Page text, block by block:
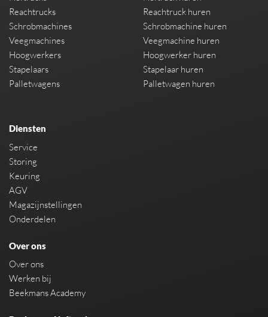
Reachtrucks
Schrobmachines
Veegmachines
Hoogwerkers
Stapelaars
Palletwagens
Reachtruck huren
Schrobmachine huren
Veegmachine huren
Hoogwerker huren
Stapelaar huren
Palletwagen huren
Diensten
Service
Storing
Keuring
AGV
Magazijnstellingen
Onderdelen
Over ons
Over ons
Werken bij
Beekmans Academy